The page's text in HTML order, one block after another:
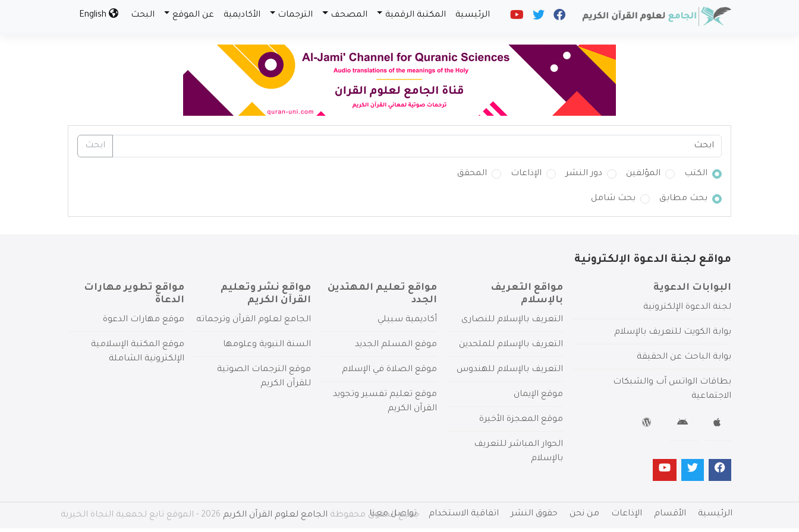
الرئيسية المكتبة الرقمية المصحف الترجمات الأكاديمية عن الموقع البحث
ابحث
الكتب المؤلفين دور النشر الإذاعات المحقق
بحث مطابق بحث شامل
مواقع لجنة الدعوة الإلكترونية
البوابات الدعوية
لجنة الدعوة الإلكترونية
بوابة الكويت للتعريف بالإسلام
بوابة الباحث عن الحقيقة
بطاقات الواتس آب والشبكات
الاجتماعية
مواقع التعريف
بالإسلام
التعريف بالإسلام للنصارى
التعريف بالإسلام للملحدين
التعريف بالإسلام للهندوس
موقع الإيمان
موقع المعجزة الأخيرة
الحوار المباشر للتعريف
بالإسلام
مواقع تعليم المهتدين
الجدد
أكاديمية سبيلي
موقع المسلم الجديد
موقع الصلاة في الإسلام
موقع تعليم تفسير وتجويد
القرآن الكريم
مواقع نشر وتعليم
القرآن الكريم
الجامع لعلوم القرآن وترجماته
السنة النبوية وعلومها
موقع الترجمات الصوتية
للقرآن الكريم
مواقع تطوير مهارات
الدعاة
موقع مهارات الدعوة
موقع المكتبة الإسلامية
الإلكترونية الشاملة
الرئيسية الأقسام الإذاعات من نحن حقوق النشر اتفاقية الاستخدام تواصل معنا
جميع الحقوق محفوظة الجامع لعلوم القرآن الكريم